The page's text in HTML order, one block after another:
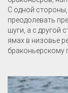
С одной
преодолевать
шуги, а с другой
ямах в низовье
браконьерскому